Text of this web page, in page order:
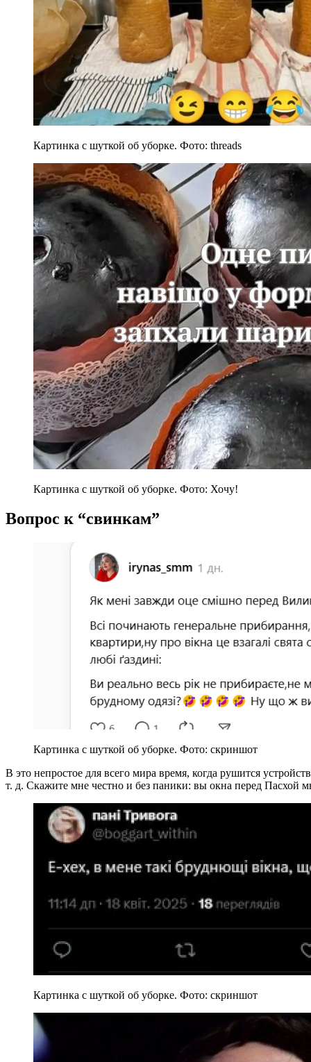
Картинка с шуткой об уборке. Фото: threads
Картинка с шуткой об уборке. Фото: Хочу!
Вопрос к “свинкам”
Картинка с шуткой об уборке. Фото: скриншот
В это непростое для всего мира время, когда рушится
т. д. Скажите мне честно и без паники: вы окна перед Пасхой
Картинка с шуткой об уборке. Фото: скриншот